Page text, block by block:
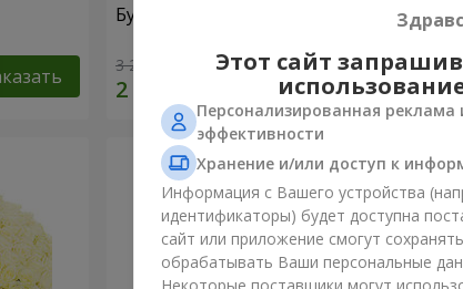
Букет "В День рождения, с любовью!"
3 229 грн Заказать
Этот сайт
Персонализированная
эффективности
Хранение и/или доступ к
Информация с Вашего устройства
идентификаторы) будет доступна
сайт или приложение смогут
обрабатывать Ваши персональные